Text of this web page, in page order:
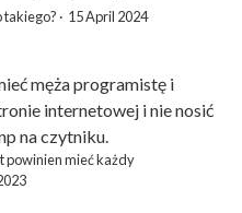
takiego? · 15 April 2024
męża programistę i
internetowej i nie nosić
na czytniku.
powinien mieć każdy